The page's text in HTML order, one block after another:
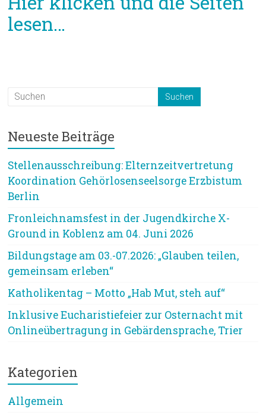
lesen…
Neueste Beiträge
Stellenausschreibung: Elternzeitvertretung
Koordination Gehörlosenseelsorge Erzbistum
Berlin
Fronleichnamsfest in der Jugendkirche X-
Ground in Koblenz am 04. Juni 2026
Bildungstage am 03.-07.2026: „Glauben teilen,
gemeinsam erleben“
Katholikentag – Motto „Hab Mut, steh auf“
Inklusive Eucharistiefeier zur Osternacht mit
Onlineübertragung in Gebärdensprache, Trier
Kategorien
Allgemein